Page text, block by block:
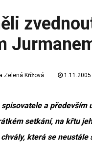
Zelená Křížová 1.11.2005
a především
setkání, na křtu
která se